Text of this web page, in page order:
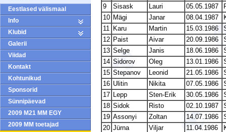
Eestlased välismaal
Info
Klubid
Galerii
Viidad
Kontakt
Kohtunikud
Sponsorid
Sünnipäevad
2009 M21 MM EGY
2009 MM toetajad
9
Sisask Lauri 05.05.1987
10 Mägi Janar 08.04.1987
11
Karu Martin 15.03.1986
12 Paist Aivar 20.09.1986
13 Selge Janis 18.06.1986
14 Sidorov Oleg 13.01.1986
15 Stepanov Leonid 21.05.1986
16 Ulitin Nikita 07.05.1986
17 Lepp Sten-Erik 30.05.1986
18 Sidok Risto 02.10.1987
19 Assonyi Zoltan 14.07.1986
20 Jürna Viljar 11.04.1986